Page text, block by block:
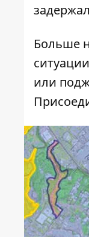
Больше
или